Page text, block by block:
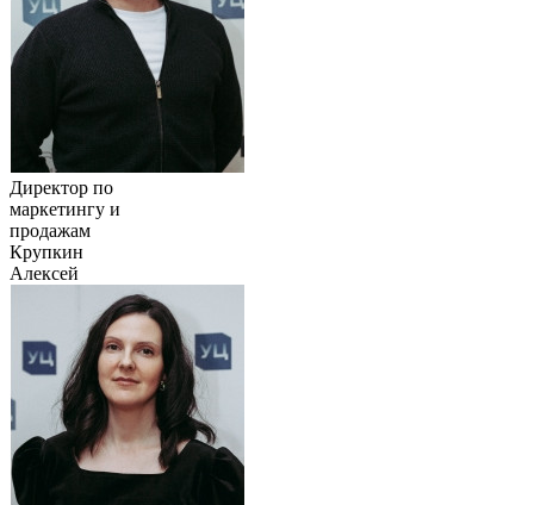
Директор по
маркетингу и
продажам
Крупкин
Алексей